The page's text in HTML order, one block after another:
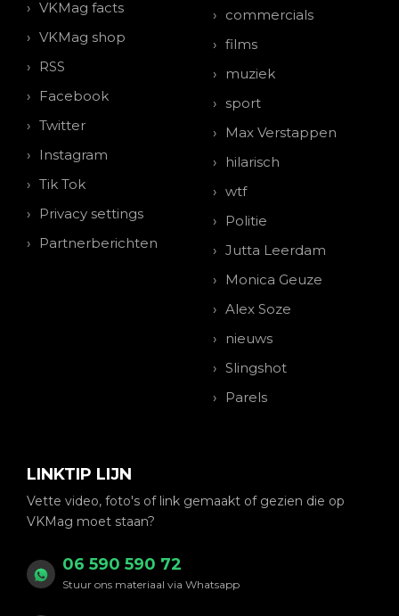
VKMag facts
VKMag shop
RSS
Facebook
Twitter
Instagram
Tik Tok
Privacy settings
Partnerberichten
commercials
films
muziek
sport
Max Verstappen
hilarisch
wtf
Politie
Jutta Leerdam
Monica Geuze
Alex Soze
nieuws
Slingshot
Parels
LINKTIP LIJN
Vette video, foto's of link gemaakt of gezien die op
VKMag moet staan?
06 590 590 72
Stuur ons materiaal via Whatsapp